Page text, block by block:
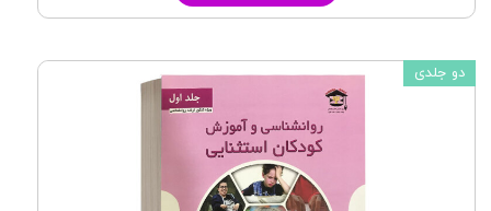
دو جلدی